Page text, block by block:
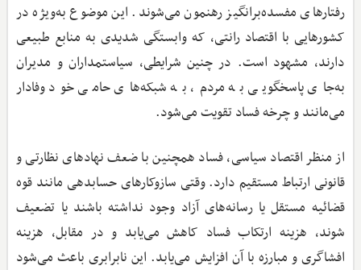
رفتارهای مفسده‌برانگیز رهنمون می‌شوند. این موضوع به‌ویژه در
کشورهایی با اقتصاد رانتی، که وابستگی شدیدی به منابع طبیعی
دارند، مشهود است. در چنین شرایطی، سیاستمداران و مدیران
به‌جای پاسخگویی به مردم، به شبکه‌های حامی خود وفادار
می‌مانند و چرخه فساد تقویت می‌شود.
از منظر اقتصاد سیاسی، فساد همچنین با ضعف نهادهای نظارتی و
قانونی ارتباط مستقیم دارد. وقتی سازوکارهای حسابدهی مانند قوه
قضائیه مستقل یا رسانه‌های آزاد وجود نداشته باشند یا تضعیف
شوند، هزینه ارتکاب فساد کاهش می‌یابد و در مقابل، هزینه
افشاگری و مبارزه با آن افزایش می‌یابد. این نابرابری باعث می‌شود